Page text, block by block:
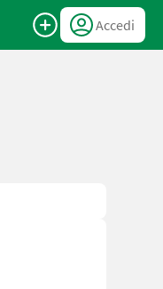
Accedi